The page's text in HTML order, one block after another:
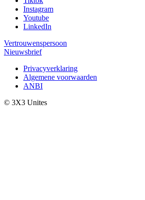
Instagram
Youtube
LinkedIn
Vertrouwenspersoon
Nieuwsbrief
Privacyverklaring
Algemene voorwaarden
ANBI
© 3X3 Unites